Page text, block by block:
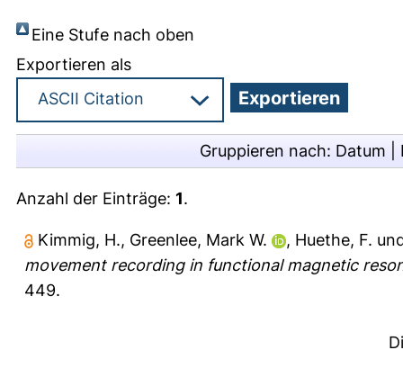
Eine Stufe nach oben
Exportieren als
Gruppieren nach: Datum
Anzahl der Einträge: 1.
Kimmig, H., Greenlee, Mark W. , Huethe, F.
movement recording in functional magnetic
449.